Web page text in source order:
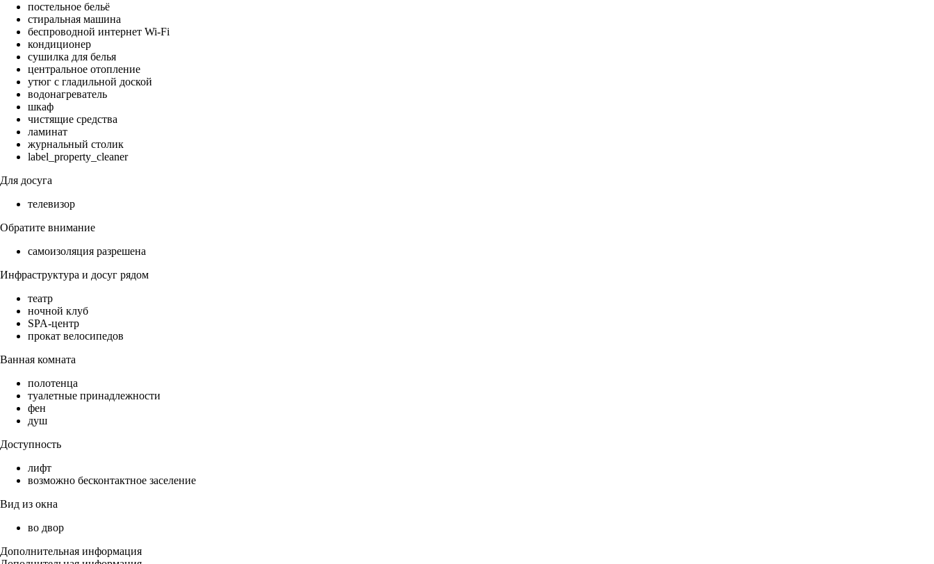
постельное бельё
стиральная машина
беспроводной интернет Wi-Fi
кондиционер
сушилка для белья
центральное отопление
утюг с гладильной доской
водонагреватель
шкаф
чистящие средства
ламинат
журнальный столик
label_property_cleaner
Для досуга
телевизор
Обратите внимание
самоизоляция разрешена
Инфраструктура и досуг рядом
театр
ночной клуб
SPA-центр
прокат велосипедов
Ванная комната
полотенца
туалетные принадлежности
фен
душ
Доступность
лифт
возможно бесконтактное заселение
Вид из окна
во двор
Дополнительная информация